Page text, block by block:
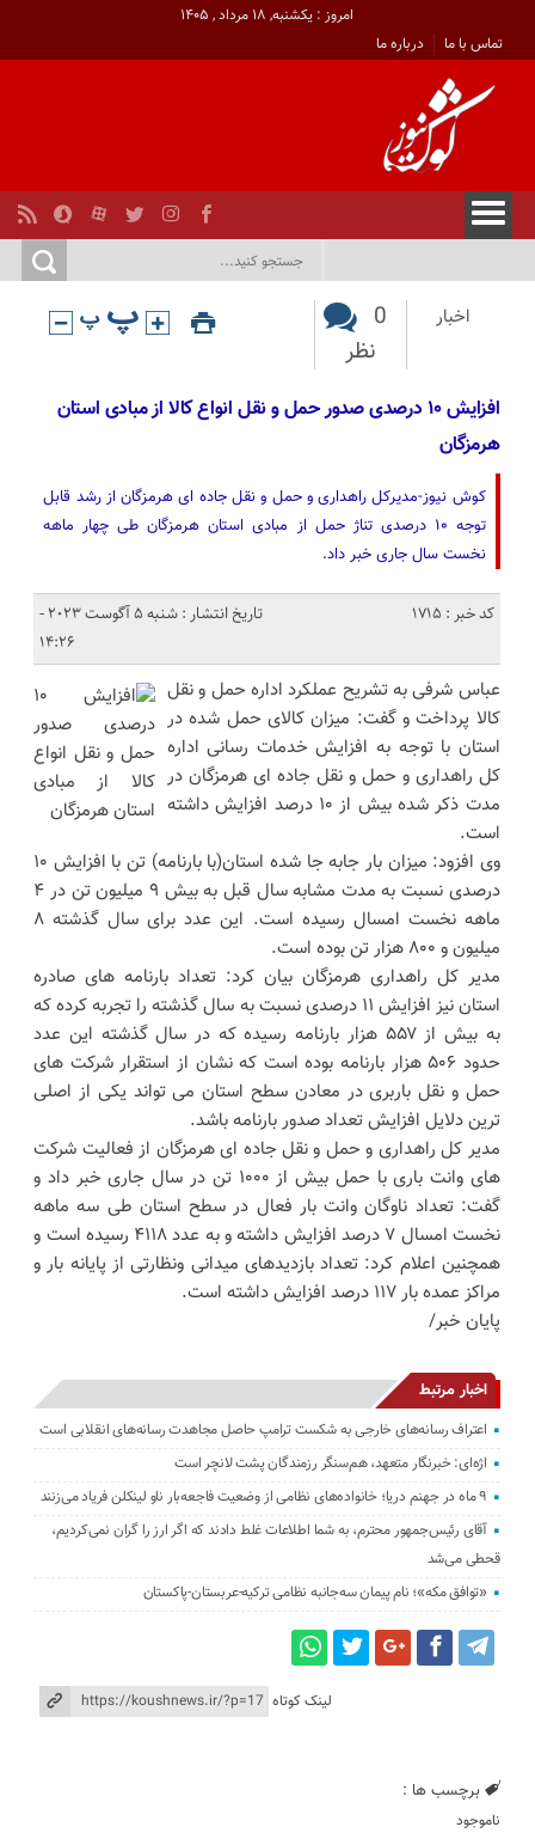
امروز : یکشنبه, ۱۸ مرداد , ۱۴۰۵
تماس با ما
درباره ما
اخبار
0
نظر
افزایش ۱۰ درصدی صدور حمل و نقل انواع کالا از مبادی استان
هرمزگان
کوش نیوز-مدیرکل راهداری و حمل و نقل جاده ای هرمزگان از رشد قابل
توجه ۱۰ درصدی تناژ حمل از مبادی استان هرمزگان طی چهار ماهه
نخست سال جاری خبر داد.
کد خبر : 1715
تاریخ انتشار : شنبه 5 آگوست 2023 -
14:26
عباس شرفی به تشریح عملکرد اداره حمل و نقل
کالا پرداخت و گفت: میزان کالای حمل شده در
استان با توجه به افزایش خدمات رسانی اداره
کل راهداری و حمل و نقل جاده ای هرمزگان در
مدت ذکر شده بیش از ۱۰ درصد افزایش داشته
است.
وی افزود: میزان بار جابه جا شده استان(با بارنامه) تن با افزایش ۱۰
درصدی نسبت به مدت مشابه سال قبل به بیش ۹ میلیون تن در ۴
ماهه نخست امسال رسیده است. این عدد برای سال گذشته ۸
میلیون و ۸۰۰ هزار تن بوده است.
مدیر کل راهداری هرمزگان بیان کرد: تعداد بارنامه های صادره
استان نیز افزایش ۱۱ درصدی نسبت به سال گذشته را تجربه کرده که
به بیش از ۵۵۷ هزار بارنامه رسیده که در سال گذشته این عدد
حدود ۵۰۶ هزار بارنامه بوده است که نشان از استقرار شرکت های
حمل و نقل باربری در معادن سطح استان می تواند یکی از اصلی
ترین دلایل افزایش تعداد صدور بارنامه باشد.
مدیر کل راهداری و حمل و نقل جاده ای هرمزگان از فعالیت شرکت
های وانت باری با حمل بیش از ۱۰۰۰ تن در سال جاری خبر داد و
گفت: تعداد ناوگان وانت بار فعال در سطح استان طی سه ماهه
نخست امسال ۷ درصد افزایش داشته و به عدد ۴۱۱۸ رسیده است و
همچنین اعلام کرد: تعداد بازدیدهای میدانی ونظارتی از پایانه بار و
مراکز عمده بار ۱۱۷ درصد افزایش داشته است.
پایان خبر/
اخبار مرتبط
اعتراف رسانه‌های خارجی به شکست ترامپ حاصل مجاهدت رسانه‌های انقلابی است
اژه‌ای: خبرنگار متعهد، هم‌سنگر رزمندگان پشت لانچر است
۹ ماه در جهنم دریا؛ خانواده‌های نظامی از وضعیت فاجعه‌بار ناو لینکلن فریاد می‌زنند
آقای رئیس‌جمهور محترم، به شما اطلاعات غلط دادند که اگر ارز را گران نمی‌کردیم،
قحطی می‌شد
«توافق مکه»؛ نام پیمان سه‌جانبه نظامی ترکیه-عربستان-پاکستان
لینک کوتاه
برچسب ها :
ناموجود